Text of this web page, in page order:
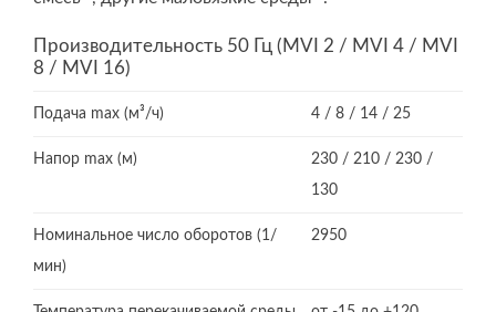
Производительность 50 Гц (MVI 2 / MVI 4 / MVI
8 / MVI 16)
Подача max (м³/ч) 4 / 8 / 14 / 25
Напор max (м)
230 / 210 / 230 /
130
Номинальное число оборотов (1/
мин)
2950